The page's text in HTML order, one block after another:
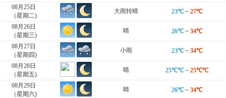
08月25日
（星期二)
大雨转晴 23℃ ~ 27℃
08月26日
（星期三)
晴 26℃ ~ 34℃
08月27日
（星期四)
小雨 23℃ ~ 34℃
08月28日
（星期五)
晴 25℃℃ ~ 25℃℃
08月29日
（星期六)
晴 26℃ ~ 34℃